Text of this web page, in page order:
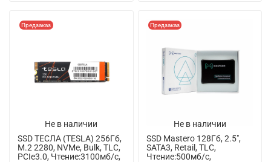
Не в наличии
Предзаказ
SSD ТЕСЛА (TESLA) 256Гб,
M.2 2280, NVMe, Bulk, TLC,
PCIe3.0, Чтение:3100мб/с,
Не в наличии
Предзаказ
SSD Mastero 128Гб, 2.5",
SATA3, Retail, TLC,
Чтение:500мб/с,